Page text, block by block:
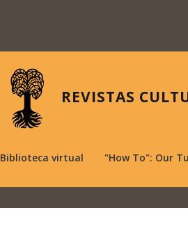
REVISTAS
Biblioteca virtual "How To": Our